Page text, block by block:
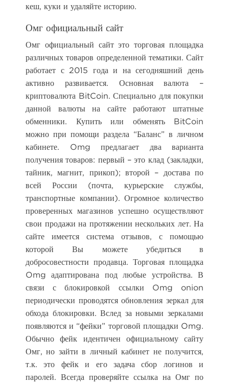
кеш, куки и удаляйте историю.
Омг официальный сайт
Омг официальный сайт это торговая площадка
различных товаров определенной тематики. Сайт
работает с 2015 года и на сегодняшний день
активно развивается. Основная валюта –
криптовалюта BitCoin. Специально для покупки
данной валюты на сайте работают штатные
обменники. Купить или обменять BitCoin
можно при помощи раздела “Баланс” в личном
кабинете. Omg предлагает два варианта
получения товаров: первый – это клад (закладки,
тайник, магнит, прикоп); второй – достава по
всей России (почта, курьерские службы,
транспортные компании). Огромное количество
проверенных магазинов успешно осуществляют
свои продажи на протяжении нескольких лет. На
сайте имеется система отзывов, с помощью
которой Вы можете убедиться в
добросовестности продавца. Торговая площадка
Omg адаптирована под любые устройства. В
связи с блокировкой ссылки Omg onion
периодически проводятся обновления зеркал для
обхода блокировки. Вслед за новыми зеркалами
появляются и “фейки” торговой площадки Omg.
Обычно фейк идентичен официальному сайту
Омг, но зайти в личный кабинет не получится,
т.к. это фейк и его задача сбор логинов и
паролей. Всегда проверяйте ссылка на Омг по